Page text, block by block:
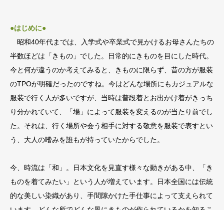
●はじめに●
昭和40年代までは、入学式や卒業式で見かけるお母さんたちの
半数ほどは「きもの」でした。日常的にきものを目にした時代。
今と何が違うのか考えてみると、きものに限らず、昔の方が服装
のTPOが明確だったのですね。今はどんな場所にもカジュアルな
服装で行く人が多いですが、当時は普段着とお出かけ着がきっち
り分かれていて、「場」によって服装を変えるのが当たり前でし
た。それは、行く場所や会う相手に対する敬意を服装で表すとい
う、大人の嗜みを誰もが持っていたからでした。
今、時流は「和」。日本文化を見直す様々な動きがある中、「き
ものを着てみたい」という人が増えています。日本全国には伝統
的な美しい染織があり、手間隙かけた手仕事によって支えられて